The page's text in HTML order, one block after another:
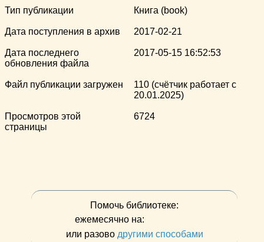
Тип публикации Книга (book)
Дата поступления в архив 2017-02-21
Дата последнего
обновления файла
2017-05-15 16:52:53
Файл публикации загружен
110 (счётчик работает с
20.01.2025)
Просмотров этой
страницы
6724
Помочь библиотеке:
ежемесячно на:
или разово другими способами